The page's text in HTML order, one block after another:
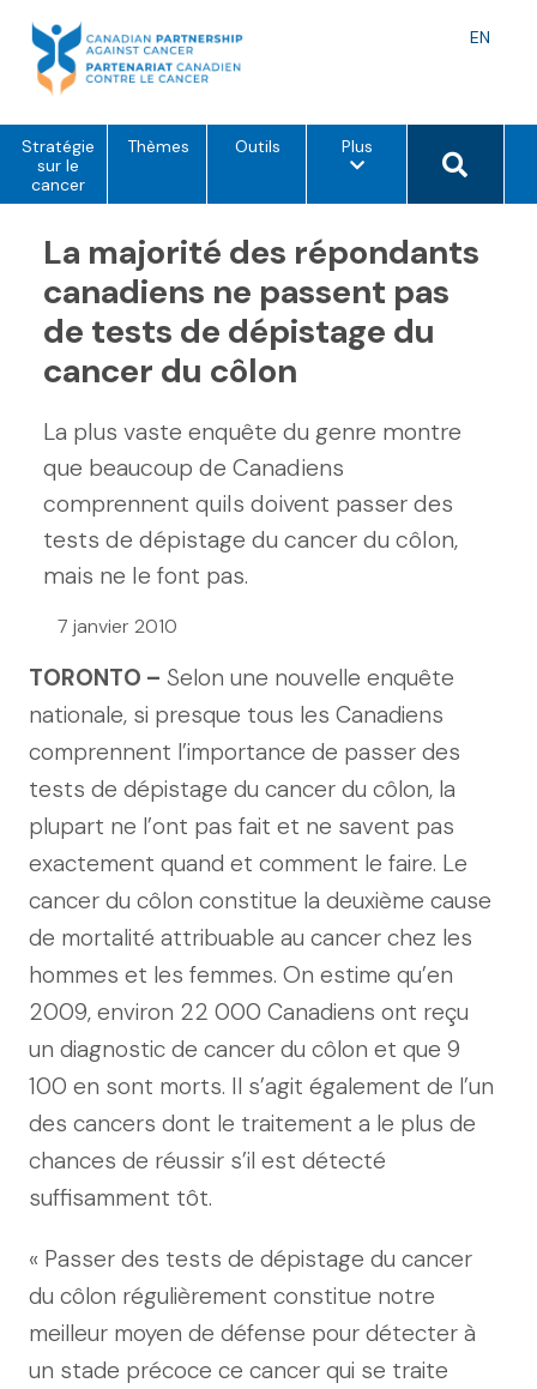
content
EN
Stratégie
sur le
cancer
Thèmes Outils Pluso
i
s
d
e
e
Search
La majorité des répondants
canadiens ne passent pas
de tests de dépistage du
cancer du côlon
La plus vaste enquête du genre montre
que beaucoup de Canadiens
comprennent quils doivent passer des
tests de dépistage du cancer du côlon,
mais ne le font pas.
7 janvier 2010
TORONTO – Selon une nouvelle enquête
nationale, si presque tous les Canadiens
comprennent l’importance de passer des
tests de dépistage du cancer du côlon, la
plupart ne l’ont pas fait et ne savent pas
exactement quand et comment le faire. Le
cancer du côlon constitue la deuxième cause
de mortalité attribuable au cancer chez les
hommes et les femmes. On estime qu’en
2009, environ 22 000 Canadiens ont reçu
un diagnostic de cancer du côlon et que 9
100 en sont morts. Il s’agit également de l’un
des cancers dont le traitement a le plus de
chances de réussir s’il est détecté
suffisamment tôt.
« Passer des tests de dépistage du cancer
du côlon régulièrement constitue notre
meilleur moyen de défense pour détecter à
un stade précoce ce cancer qui se traite